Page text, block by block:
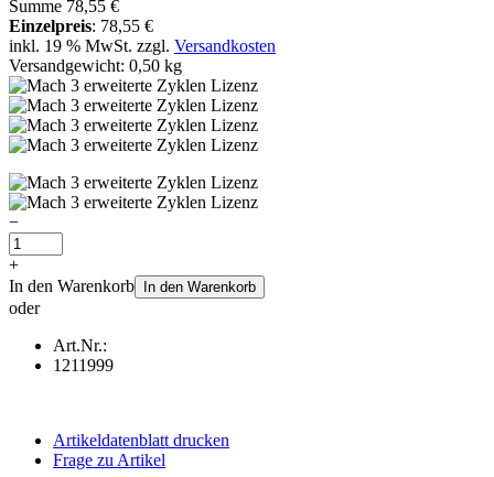
Summe 78,55 €
Einzelpreis: 78,55 €
inkl. 19 % MwSt. zzgl. Versandkosten
Versandgewicht: 0,50 kg
−
+
In den Warenkorb
In den Warenkorb
oder
Art.Nr.:
1211999
Artikeldatenblatt drucken
Frage zu Artikel